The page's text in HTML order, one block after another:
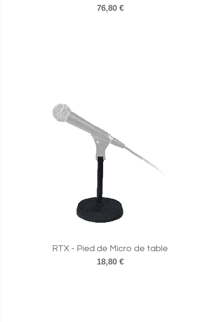
76,80 €
RTX - Pied de Micro de table
18,80 €